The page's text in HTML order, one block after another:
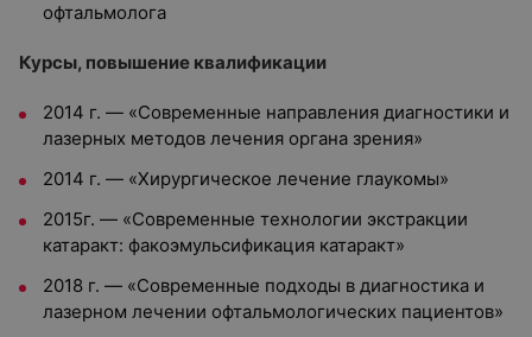
офтальмолога
Курсы, повышение квалификации
2014 г. — «Современные направления диагностики и
лазерных методов лечения органа зрения»
2014 г. — «Хирургическое лечение глаукомы»
2015г. — «Современные технологии экстракции
катаракт: факоэмульсификация катаракт»
2018 г. — «Современные подходы в диагностика и
лазерном лечении офтальмологических пациентов»